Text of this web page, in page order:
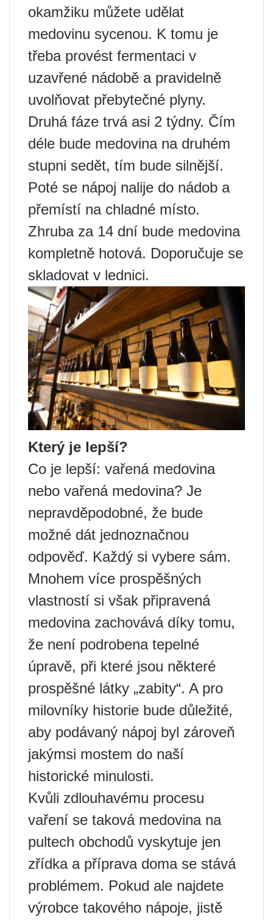
okamžiku můžete udělat
medovinu sycenou. K tomu je
třeba provést fermentaci v
uzavřené nádobě a pravidelně
uvolňovat přebytečné plyny.
Druhá fáze trvá asi 2 týdny. Čím
déle bude medovina na druhém
stupni sedět, tím bude silnější.
Poté se nápoj nalije do nádob a
přemístí na chladné místo.
Zhruba za 14 dní bude medovina
kompletně hotová. Doporučuje se
skladovat v lednici.
Který je lepší?
Co je lepší: vařená medovina
nebo vařená medovina? Je
nepravděpodobné, že bude
možné dát jednoznačnou
odpověď. Každý si vybere sám.
Mnohem více prospěšných
vlastností si však připravená
medovina zachovává díky tomu,
že není podrobena tepelné
úpravě, při které jsou některé
prospěšné látky „zabity“. A pro
milovníky historie bude důležité,
aby podávaný nápoj byl zároveň
jakýmsi mostem do naší
historické minulosti.
Kvůli zdlouhavému procesu
vaření se taková medovina na
pultech obchodů vyskytuje jen
zřídka a příprava doma se stává
problémem. Pokud ale najdete
výrobce takového nápoje, jistě